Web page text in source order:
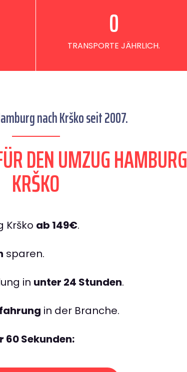
TRANSPORTE JÄHRLICH.
0
nach Krško seit 2007.
DEN UMZUG HAMBURG
KRŠKO
Krško ab 149€.
sparen.
in unter 24 Stunden.
in der Branche.
60 Sekunden: